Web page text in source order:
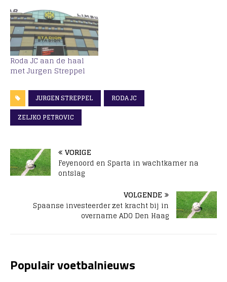
Roda JC aan de haal
met Jurgen Streppel
JURGEN STREPPEL
RODA JC
ZELJKO PETROVIC
VORIGE
Feyenoord en Sparta in wachtkamer na
ontslag
VOLGENDE
Spaanse investeerder zet kracht bij in
overname ADO Den Haag
Populair voetbalnieuws